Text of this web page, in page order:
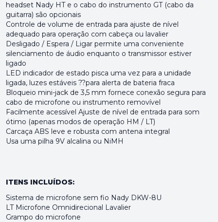
headset Nady HT e o cabo do instrumento GT (cabo da
guitarra) são opcionais
Controle de volume de entrada para ajuste de nível
adequado para operação com cabeça ou lavalier
Desligado / Espera / Ligar permite uma conveniente
silenciamento de áudio enquanto o transmissor estiver
ligado
LED indicador de estado pisca uma vez para a unidade
ligada, luzes estáveis ??para alerta de bateria fraca
Bloqueio mini-jack de 3,5 mm fornece conexão segura para
cabo de microfone ou instrumento removível
Facilmente acessível Ajuste de nível de entrada para som
ótimo (apenas modos de operação HM / LT)
Carcaça ABS leve e robusta com antena integral
Usa uma pilha 9V alcalina ou NiMH
ITENS INCLUÍDOS:
Sistema de microfone sem fio Nady DKW-8U
LT Microfone Omnidirecional Lavalier
Grampo do microfone